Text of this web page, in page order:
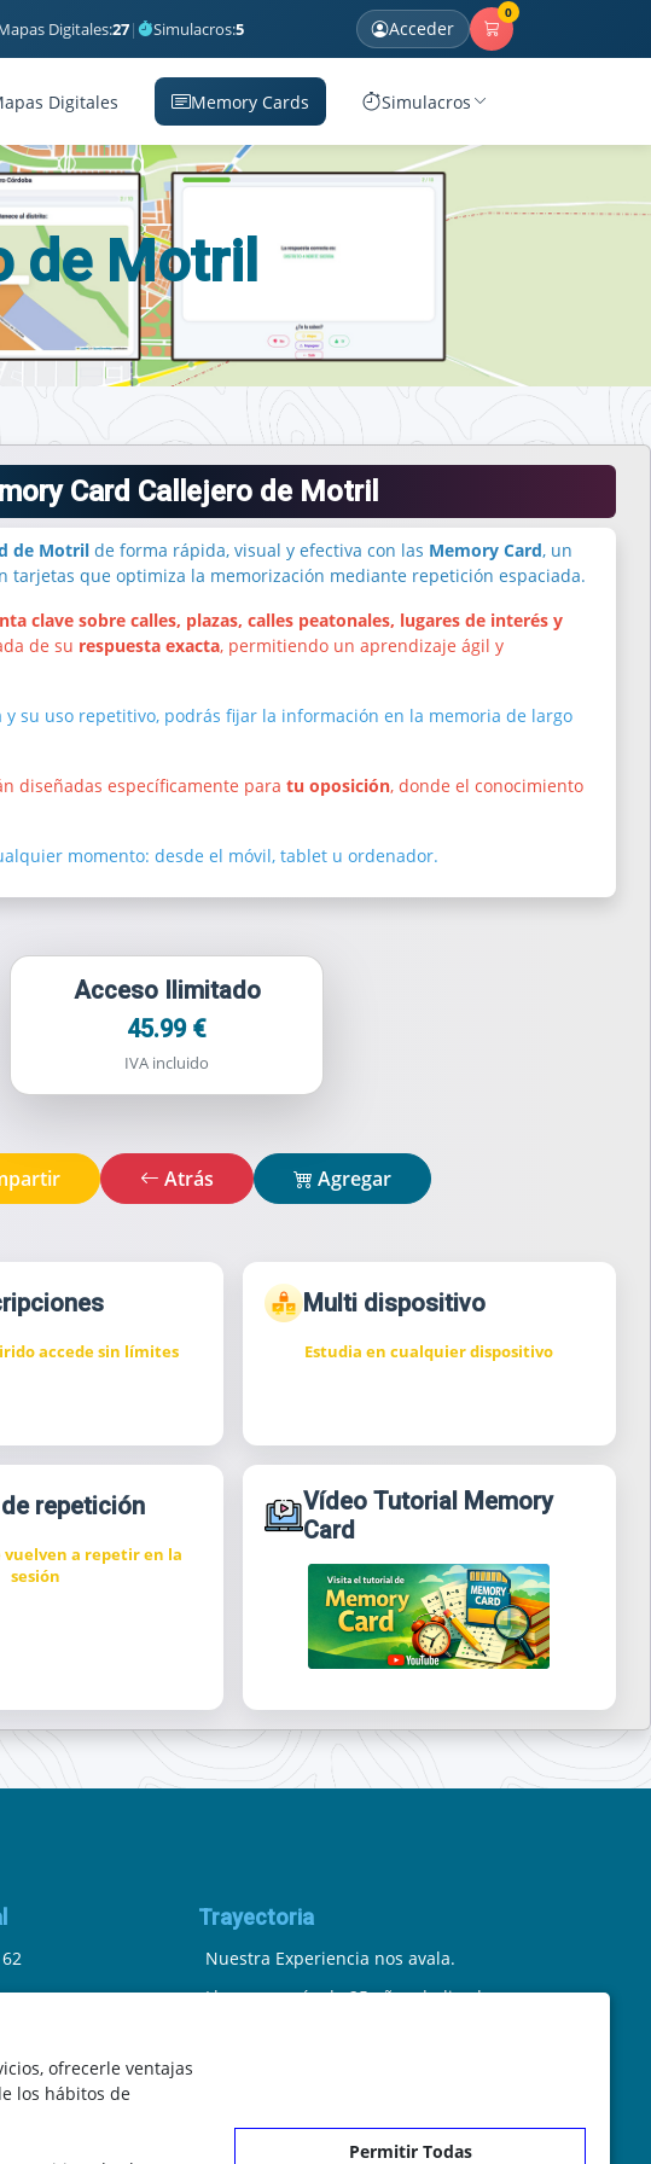
Digitales:27| Simulacros:5 Acceder
0
Digitales Memory Cards Simulacros
de Motril
Card Callejero de Motril
de Motril de forma rápida, visual y efectiva con las Memory Card, un
tarjetas que optimiza la memorización mediante repetición espaciada.
clave sobre calles, plazas, calles peatonales, lugares de interés y
de su respuesta exacta, permitiendo un aprendizaje ágil y
y su uso repetitivo, podrás fijar la información en la memoria de largo
diseñadas específicamente para tu oposición, donde el conocimiento
momento: desde el móvil, tablet u ordenador.
Acceso Ilimitado
45.99 €
IVA incluido
Atrás Agregar
accede sin límites
Multi dispositivo
Estudia en cualquier dispositivo
repetición
vuelven a repetir en la
sesión
Vídeo Tutorial Memory
Card
ofrecerle ventajas
los hábitos de
Permitir Todas
Trayectoria
Nuestra Experiencia nos avala.
Llevamos más de 25 años dedicados
¡Rechaza Imitaciones!, equipo